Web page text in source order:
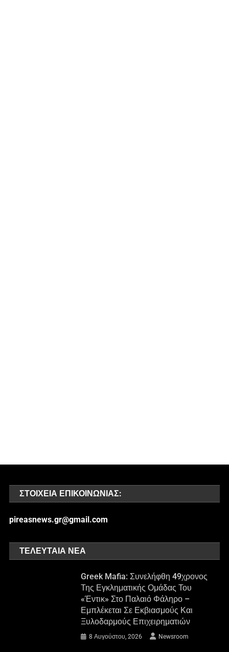
ΣΤΟΙΧΕΊΑ ΕΠΙΚΟΙΝΩΝΊΑΣ:
pireasnews.gr@gmail.com
ΤΕΛΕΥΤΑΊΑ ΝΈΑ
Greek Mafia: Συνελήφθη 49χρονος
Της Εγκληματικής Ομάδας Του
«Έντικ» Στο Παλαιό Φάληρο –
Εμπλέκεται Σε Εκβιασμούς Και
Ξυλοδαρμούς Επιχειρηματιών
8 Αυγούστου, 2026 Newsroom